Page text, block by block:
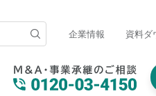
企業情報 資料ダ